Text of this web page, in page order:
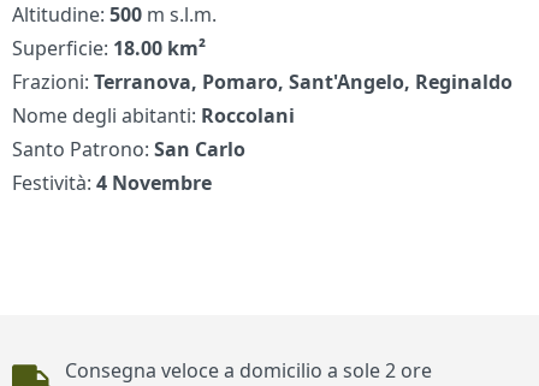
Altitudine:500 m s.l.m.
Superficie: 18.00 km²
Frazioni:Terranova, Pomaro, Sant'Angelo, Reginaldo
Nome degli abitanti: Roccolani
Santo Patrono:San Carlo
Festività:4 Novembre
Piè di pagina
Consegna veloce a domicilio a sole 2 ore